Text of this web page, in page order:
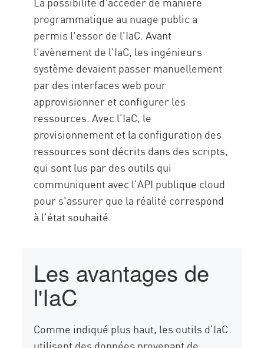
programmatique au nuage public a
permis l'essor de l'IaC. Avant
l'avènement de l'IaC, les ingénieurs
système devaient passer manuellement
par des interfaces web pour
approvisionner et configurer les
ressources. Avec l'IaC, le
provisionnement et la configuration des
ressources sont décrits dans des scripts,
qui sont lus par des outils qui
communiquent avec l'API publique cloud
pour s'assurer que la réalité correspond
à l'état souhaité.
Les avantages de
l'IaC
Comme indiqué plus haut, les outils d'IaC